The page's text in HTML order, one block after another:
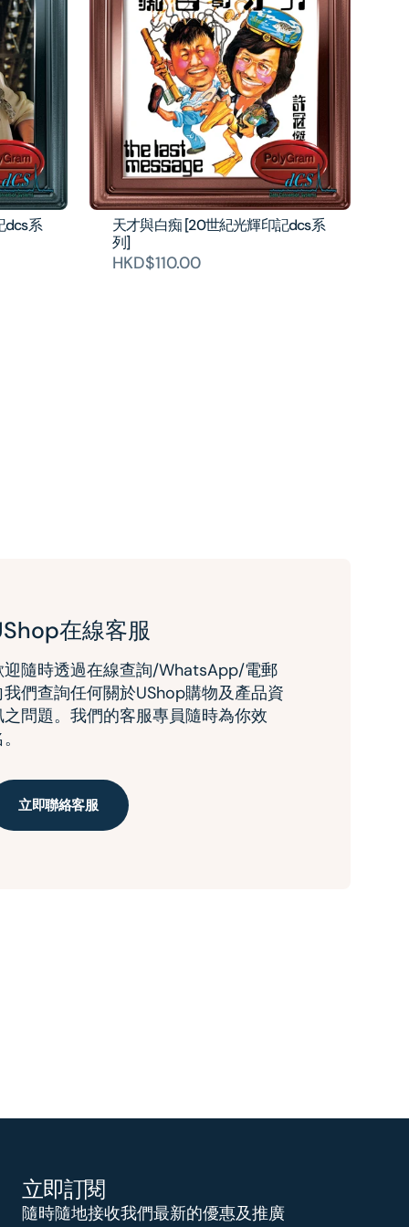
dcs系
天才與白痴 [20世紀光輝印記dcs系
列]
HKD$110.00
在線客服
迎隨時透過在線查詢/WhatsApp/電郵
我們查詢任何關於UShop購物及產品資
之問題。我們的客服專員隨時為你效
立即聯絡客服
立即訂閱
隨時隨地接收我們最新的優惠及推廣